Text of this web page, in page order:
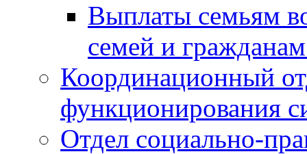
Выплаты семьям
семей и
Координационный
функционирования
Отдел социально-